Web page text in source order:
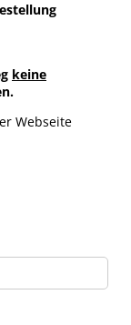
keine
Webseite